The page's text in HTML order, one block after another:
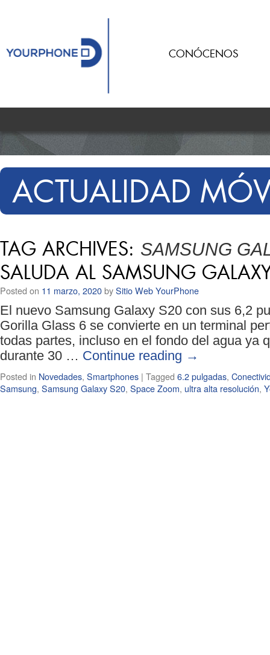
CONÓCENOS
ACTUALIDAD
TAG ARCHIVES: SAMSUNG
SALUDA AL SAMSUNG
Posted on 11 marzo, 2020bySitio Web YourPhone
El nuevo Samsung Galaxy S20 con sus 6,2
Gorilla Glass 6 se convierte en un terminal
todas partes, incluso en el fondo del agua ya
durante 30 … Continue reading →
Posted in Novedades, Smartphones | Tagged 6.2 pulgadas,
Samsung, Samsung Galaxy S20, Space Zoom, ultra alta resolución,